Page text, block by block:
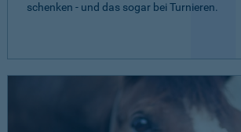
schenken - und das sogar bei Turnieren.